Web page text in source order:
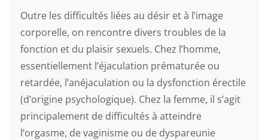
Outre les difficultés liées au désir et à l’image
corporelle, on rencontre divers troubles de la
fonction et du plaisir sexuels. Chez l’homme,
essentiellement l’éjaculation prématurée ou
retardée, l’anéjaculation ou la dysfonction érectile
(d’origine psychologique). Chez la femme, il s’agit
principalement de difficultés à atteindre
l’orgasme, de vaginisme ou de dyspareunie